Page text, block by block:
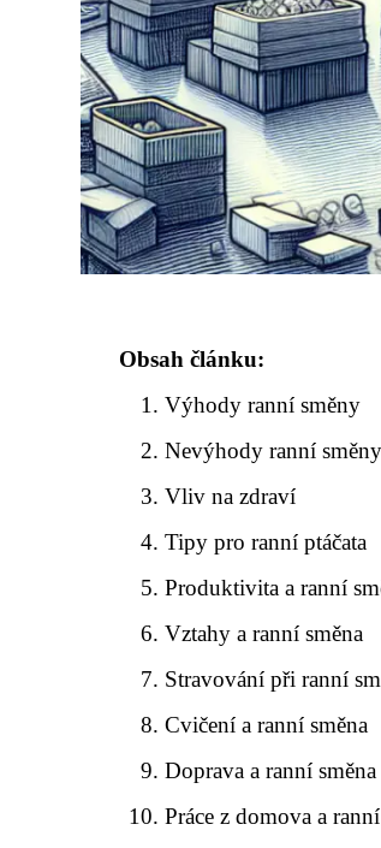
Obsah článku:
Výhody ranní směny
Nevýhody ranní směny
Vliv na zdraví
Tipy pro ranní ptáčata
Produktivita a ranní
Vztahy a ranní směna
Stravování při ranní
Cvičení a ranní směna
Doprava a ranní směna
Práce z domova a